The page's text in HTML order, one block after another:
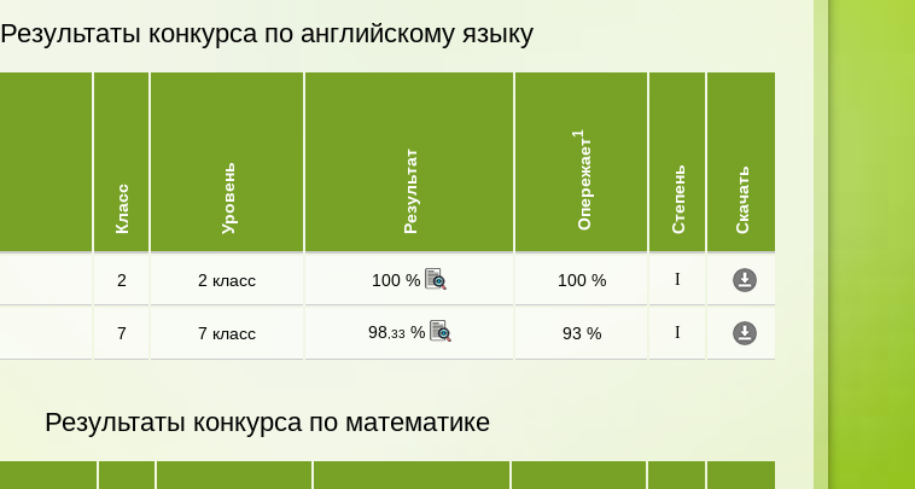
Результаты конкурса по английскому языку
Класс Уровень Результат Опережает
1
Степень Скачать
2 2 класс 100 % 100 % I
7 7 класс 98,33 % 93 % I
Результаты конкурса по математике